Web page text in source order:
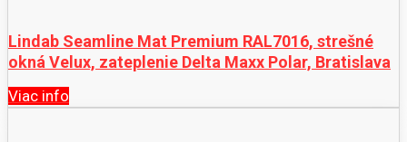
Lindab Seamline Mat Premium RAL7016, strešné
okná Velux, zateplenie Delta Maxx Polar, Bratislava
Viac info